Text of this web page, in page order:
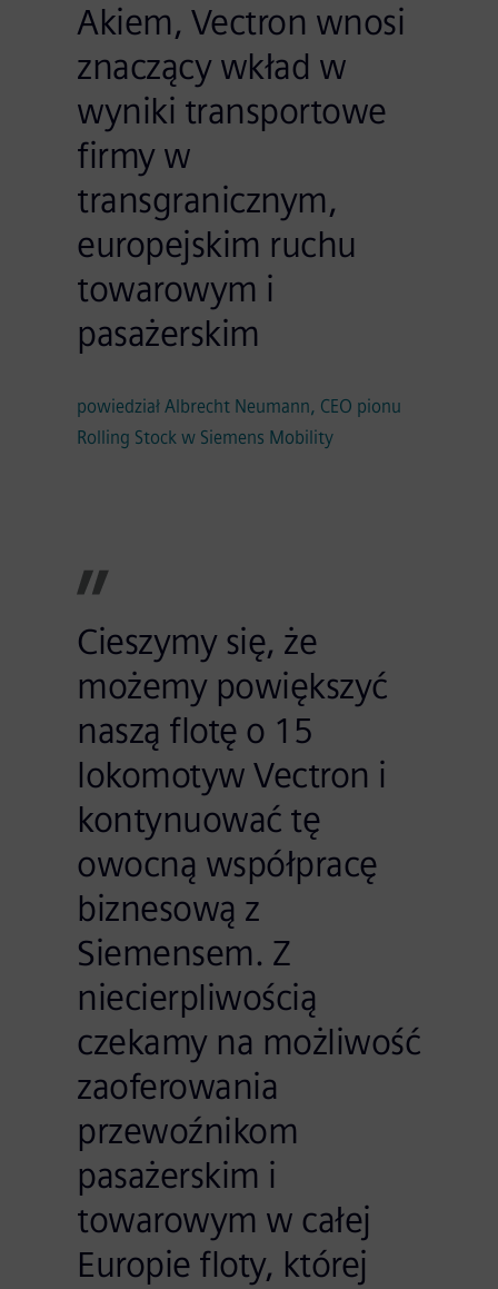
Akiem, Vectron wnosi
znaczący wkład w
wyniki transportowe
firmy w
transgranicznym,
europejskim ruchu
towarowym i
pasażerskim
powiedział Albrecht Neumann, CEO pionu
Rolling Stock w Siemens Mobility
Cieszymy się, że
możemy powiększyć
naszą flotę o 15
lokomotyw Vectron i
kontynuować tę
owocną współpracę
biznesową z
Siemensem. Z
niecierpliwością
czekamy na możliwość
zaoferowania
przewoźnikom
pasażerskim i
towarowym w całej
Europie floty, której